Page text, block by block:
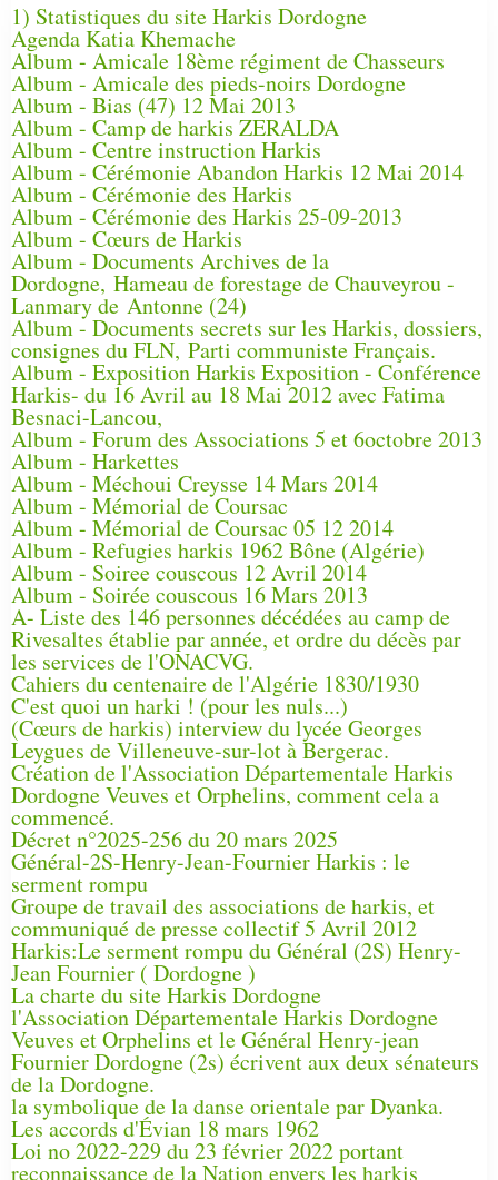
1) Statistiques du site Harkis Dordogne
Agenda Katia Khemache
Album - Amicale 18ème régiment de Chasseurs
Album - Amicale des pieds-noirs Dordogne
Album - Bias (47) 12 Mai 2013
Album - Camp de harkis ZERALDA
Album - Centre instruction Harkis
Album - Cérémonie Abandon Harkis 12 Mai 2014
Album - Cérémonie des Harkis
Album - Cérémonie des Harkis 25-09-2013
Album - Cœurs de Harkis
Album - Documents Archives de la
Dordogne, Hameau de forestage de Chauveyrou -
Lanmary de Antonne (24)
Album - Documents secrets sur les Harkis, dossiers,
consignes du FLN, Parti communiste Français.
Album - Exposition Harkis Exposition - Conférence
Harkis- du 16 Avril au 18 Mai 2012 avec Fatima
Besnaci-Lancou,
Album - Forum des Associations 5 et 6octobre 2013
Album - Harkettes
Album - Méchoui Creysse 14 Mars 2014
Album - Mémorial de Coursac
Album - Mémorial de Coursac 05 12 2014
Album - Refugies harkis 1962 Bône (Algérie)
Album - Soiree couscous 12 Avril 2014
Album - Soirée couscous 16 Mars 2013
A- Liste des 146 personnes décédées au camp de
Rivesaltes établie par année, et ordre du décès par
les services de l'ONACVG.
Cahiers du centenaire de l'Algérie 1830/1930
C'est quoi un harki ! (pour les nuls...)
(Cœurs de harkis) interview du lycée Georges
Leygues de Villeneuve-sur-lot à Bergerac.
Création de l'Association Départementale Harkis
Dordogne Veuves et Orphelins, comment cela a
commencé.
Décret n°2025-256 du 20 mars 2025
Général-2S-Henry-Jean-Fournier Harkis : le
serment rompu
Groupe de travail des associations de harkis, et
communiqué de presse collectif 5 Avril 2012
Harkis:Le serment rompu du Général (2S) Henry-
Jean Fournier ( Dordogne )
La charte du site Harkis Dordogne
l'Association Départementale Harkis Dordogne
Veuves et Orphelins et le Général Henry-jean
Fournier Dordogne (2s) écrivent aux deux sénateurs
de la Dordogne.
la symbolique de la danse orientale par Dyanka.
Les accords d'Évian 18 mars 1962
Loi no 2022-229 du 23 février 2022 portant
reconnaissance de la Nation envers les harkis